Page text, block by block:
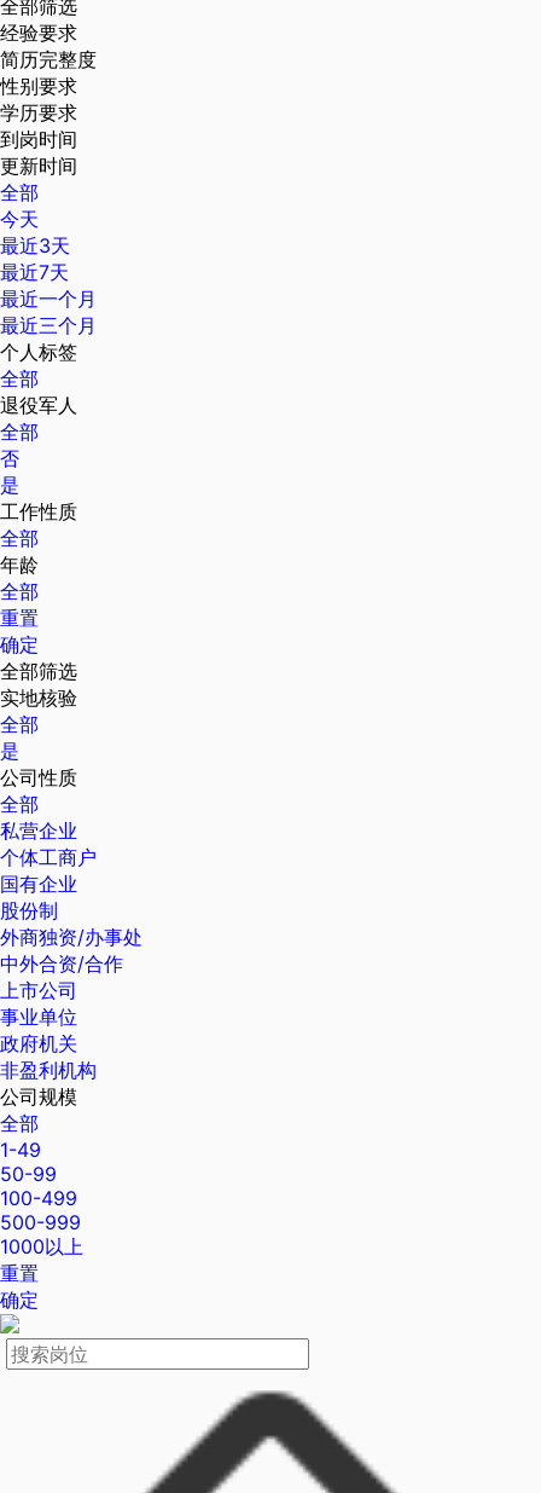
全部筛选
经验要求
简历完整度
性别要求
学历要求
到岗时间
更新时间
全部
今天
最近3天
最近7天
最近一个月
最近三个月
个人标签
全部
退役军人
全部
否
是
工作性质
全部
年龄
全部
重置
确定
全部筛选
实地核验
全部
是
公司性质
全部
私营企业
个体工商户
国有企业
股份制
外商独资/办事处
中外合资/合作
上市公司
事业单位
政府机关
非盈利机构
公司规模
全部
1-49
50-99
100-499
500-999
1000以上
重置
确定